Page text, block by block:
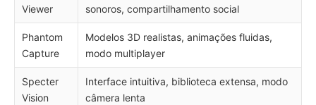
Viewer
sonoros, compartilhamento social
Phantom
Capture
Modelos 3D realistas, animações fluidas,
modo multiplayer
Specter
Vision
Interface intuitiva, biblioteca extensa, modo
câmera lenta